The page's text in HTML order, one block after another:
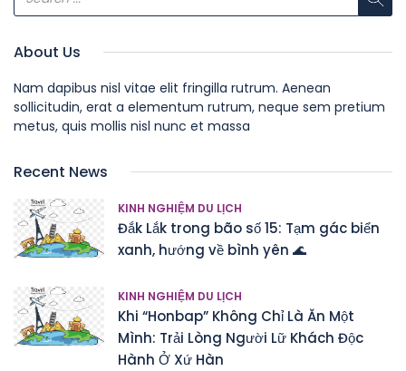
About Us
Nam dapibus nisl vitae elit fringilla rutrum. Aenean
sollicitudin, erat a elementum rutrum, neque sem pretium
metus, quis mollis nisl nunc et massa
Recent News
KINH NGHIỆM DU LỊCH
Đắk Lắk trong bão số 15: Tạm gác biển
xanh, hướng về bình yên 🌊
KINH NGHIỆM DU LỊCH
Khi “Honbap” Không Chỉ Là Ăn Một
Mình: Trải Lòng Người Lữ Khách Độc
Hành Ở Xứ Hàn